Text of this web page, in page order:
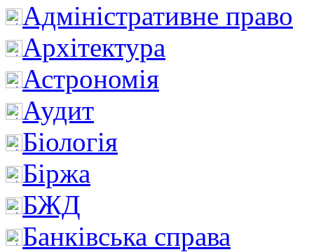
Адміністративне право
Архітектура
Астрономія
Аудит
Біологія
Біржа
БЖД
Банківська справа